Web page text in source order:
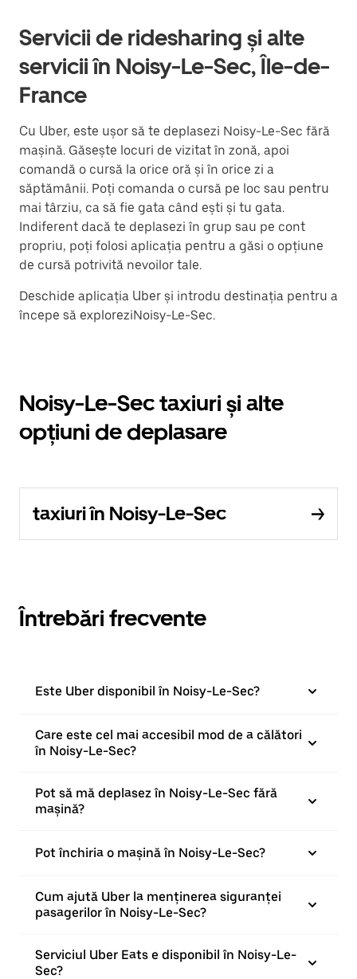
Servicii de ridesharing și alte
servicii în Noisy-Le-Sec, Île-de-
France
Cu Uber, este ușor să te deplasezi Noisy-Le-Sec fără
mașină. Găsește locuri de vizitat în zonă, apoi
comandă o cursă la orice oră și în orice zi a
săptămânii. Poți comanda o cursă pe loc sau pentru
mai târziu, ca să fie gata când ești și tu gata.
Indiferent dacă te deplasezi în grup sau pe cont
propriu, poți folosi aplicația pentru a găsi o opțiune
de cursă potrivită nevoilor tale.
Deschide aplicația Uber și introdu destinația pentru a
începe să exploreziNoisy-Le-Sec.
Noisy-Le-Sec taxiuri și alte
opțiuni de deplasare
taxiuri în Noisy-Le-Sec
Întrebări frecvente
Este Uber disponibil în Noisy-Le-Sec?
Care este cel mai accesibil mod de a călători
în Noisy-Le-Sec?
Pot să mă deplasez în Noisy-Le-Sec fără
mașină?
Pot închiria o mașină în Noisy-Le-Sec?
Cum ajută Uber la menținerea siguranței
pasagerilor în Noisy-Le-Sec?
Serviciul Uber Eats e disponibil în Noisy-Le-
Sec?